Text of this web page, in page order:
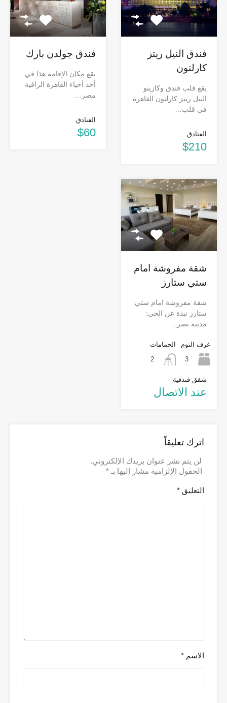
فندق النيل ريتز
كارلتون
يقع قلب فندق وكازينو
النيل ريتز كارلتون القاهرة
في قلب…
الفنادق
$210
فندق جولدن بارك
يقع مكان الإقامة هذا في
أحد أحياء القاهرة الراقية
مصر…
الفنادق
$60
شقة مفروشة امام
ستي ستارز
شقة مفروشة امام ستي
ستارز نبذة عن الحي:
مدينة نصر…
غرف النوم
3
الحمامات
2
شقق فندقية
عند الاتصال
اترك تعليقاً
لن يتم نشر عنوان بريدك الإلكتروني.
الحقول الإلزامية مشار إليها بـ *
التعليق *
الاسم *